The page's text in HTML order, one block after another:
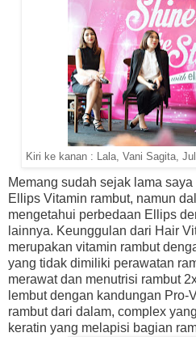
Kiri ke kanan : Lala, Vani Sagita,
Memang sudah sejak lama
Ellips Vitamin rambut, namun
mengetahui perbedaan Ellips
lainnya. Keunggulan dari Hair
merupakan vitamin rambut
yang tidak dimiliki perawatan
merawat dan menutrisi rambut
lembut dengan kandungan Pro-
rambut dari dalam, complex
keratin yang melapisi bagian